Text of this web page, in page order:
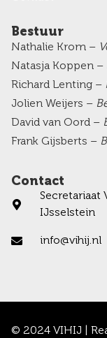
Bestuur
Nathalie Krom –
Natasja Koppen –
Richard Lenting –
Jolien Weijers –
David van Oord –
Frank Gijsberts –
Contact
Secretariaat
IJsselstein
info@vihij.nl
© 2024 VIHIJ |